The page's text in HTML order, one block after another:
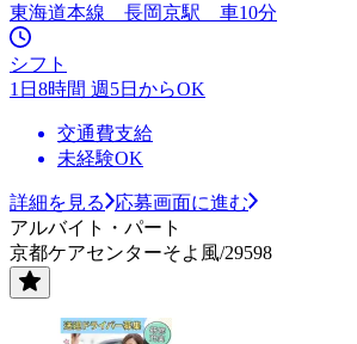
東海道本線 長岡京駅 車10分
シフト
1日8時間 週5日からOK
交通費支給
未経験OK
詳細を見る
応募画面に進む
アルバイト・パート
京都ケアセンターそよ風/29598